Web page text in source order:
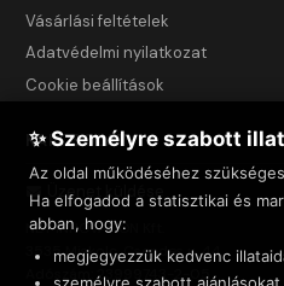
Vásárlási feltételek
Adatvédelmi nyilatkozat
Cookie beállítások
KAPCSOLAT
Üzenet küldése
NET INNOVATION Kft.
3535 Miskolc, Csendes u. 44.
Adószám: 23999743-2-05
✨ Személyre szabott
Az oldal működéséhez
Ha elfogadod a statisztikai és
abban, hogy:
megjegyezzük kedvenc